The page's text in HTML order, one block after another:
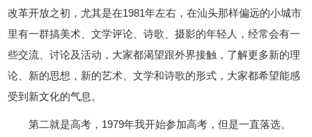
改革开放之初，尤其是在1981年左右，在汕头那样偏远的小城市
里有一群搞美术、文学评论、诗歌、摄影的年轻人，经常会有一
些交流、讨论及活动，大家都渴望跟外界接触，了解更多新的理
论、新的思想，新的艺术、文学和诗歌的形式，大家都希望能感
受到新文化的气息。
第二就是高考，1979年我开始参加高考，但是一直落选。